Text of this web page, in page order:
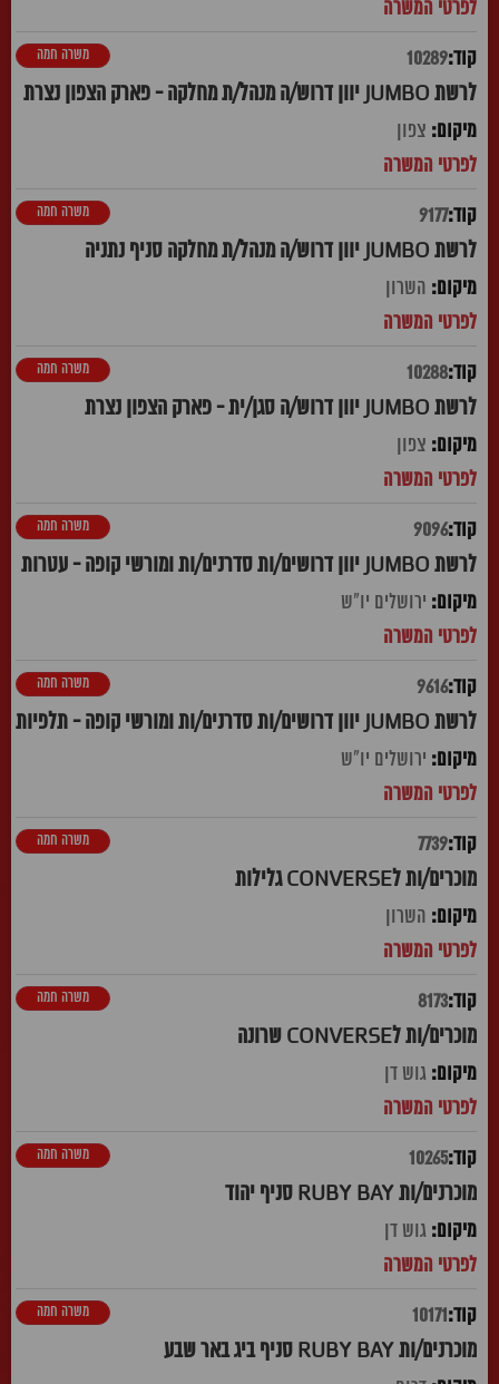
10289
לרשת JUMBO יוון דרוש/ה מנהל/ת מחלקה - פארק הצפון נצרת
משרה חמה
צפון
9177
לרשת JUMBO יוון דרוש/ה מנהל/ת מחלקה סניף נתניה
משרה חמה
השרון
10288
לרשת JUMBO יוון דרוש/ה סגן/ית - פארק הצפון נצרת
משרה חמה
צפון
9096
לרשת JUMBO יוון דרושים/ות סדרנים/ות ומורשי קופה - עטרות
משרה חמה
ירושלים יו"ש
9616
לרשת JUMBO יוון דרושים/ות סדרנים/ות ומורשי קופה - תלפיות
משרה חמה
ירושלים יו"ש
7739
מוכרים/ות לCONVERSE גלילות
משרה חמה
השרון
8173
מוכרים/ות לCONVERSE שרונה
משרה חמה
גוש דן
10265
מוכרנים/ות RUBY BAY סניף יהוד
משרה חמה
גוש דן
10171
מוכרנים/ות RUBY BAY סניף ביג באר שבע
משרה חמה